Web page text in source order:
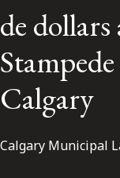
Réseau des
Contactez-nous
ENGLISH
de
Calgary
Calgary Municipal